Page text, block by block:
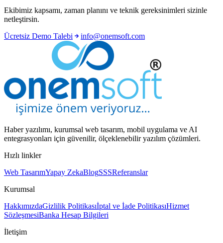
Ekibimiz kapsamı, zaman planını ve teknik gereksinimleri sizinle
netleştirsin.
Ücretsiz Demo Talebi
info@onemsoft.com
Haber yazılımı, kurumsal web tasarım, mobil uygulama ve AI
entegrasyonları için güvenilir, ölçeklenebilir yazılım çözümleri.
Hızlı linkler
Web TasarımYapay ZekaBlogSSSReferanslar
Kurumsal
HakkımızdaGizlilik Politikasıİptal ve İade PolitikasıHizmet
SözleşmesiBanka Hesap Bilgileri
İletişim